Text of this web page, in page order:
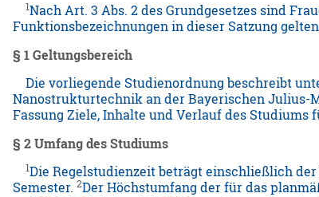
1Nach Art. 3 Abs. 2 des Grundgesetzes sind
Funktionsbezeichnungen in dieser Satzung
§ 1 Geltungsbereich
Die vorliegende Studienordnung beschreibt
Nanostrukturtechnik an der Bayerischen Julius-
Fassung Ziele, Inhalte und Verlauf des
§ 2 Umfang des Studiums
1Die Regelstudienzeit beträgt einschließlich
Semester.2Der Höchstumfang der für das